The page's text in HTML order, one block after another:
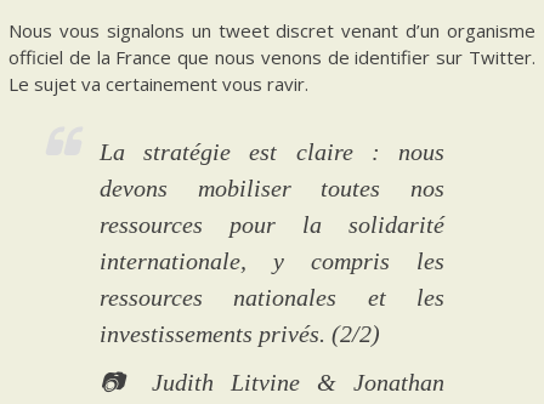
Nous vous signalons un tweet discret venant d’un organisme
officiel de la France que nous venons de identifier sur Twitter.
Le sujet va certainement vous ravir.
La stratégie est claire : nous
devons mobiliser toutes nos
ressources pour la solidarité
internationale, y compris les
ressources nationales et les
investissements privés. (2/2)
📷 Judith Litvine & Jonathan